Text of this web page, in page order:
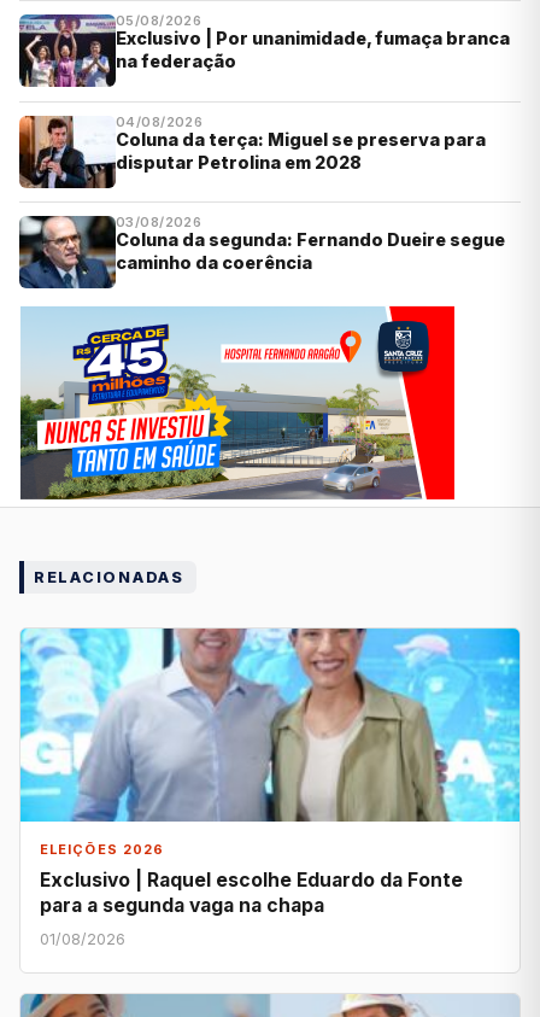
05/08/2026
Exclusivo | Por unanimidade, fumaça branca
na federação
04/08/2026
Coluna da terça: Miguel se preserva para
disputar Petrolina em 2028
03/08/2026
Coluna da segunda: Fernando Dueire segue
caminho da coerência
RELACIONADAS
ELEIÇÕES 2026
Exclusivo | Raquel escolhe Eduardo da Fonte
para a segunda vaga na chapa
01/08/2026